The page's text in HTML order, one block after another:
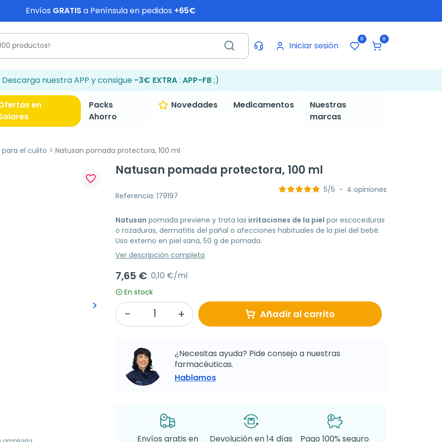
Envíos GRATIS a Península en pedidos +65€
Iniciar sesión
0 0
Descarga nuestra APP y consigue -3€ EXTRA: APP-FB;)
en
Packs
Ahorro
Novedades Medicamentos
Nuestras
marcas
el culito Natusan pomada protectora, 100 ml
Siguiente
keyboard_arrow_right
favorite_border
Natusan pomada protectora, 100 ml
Referencia: 179197
5/5 - 4 opiniones
Natusan pomada previene y trata las irritaciones de la piel por escoceduras
o rozaduras, dermatitis del pañal o afecciones habituales de la piel del bebé.
Uso externo en piel sana, 50 g de pomada.
Ver descripción completa
7,65 € 0,10 €/ml
En stock
Añadir al carrito
¿Necesitas ayuda? Pide consejo a nuestras
farmacéuticas.
Hablamos
Envíos gratis en
Devolución en 14 días
Pago 100% seguro